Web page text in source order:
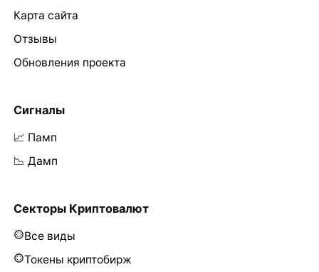
Карта сайта
Отзывы
Обновления проекта
Сигналы
📈 Памп
📉 Дамп
Секторы Криптовалют
Все виды
Токены криптобирж